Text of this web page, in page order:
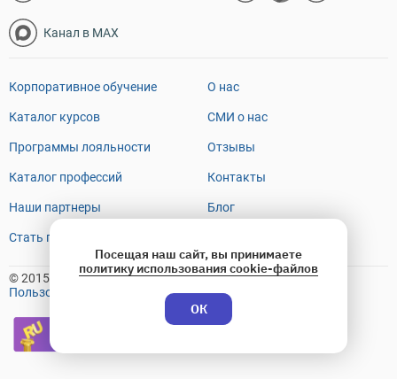
Посещая наш сайт, вы принимаете
политику использования cookie-файлов
ОК
Канал в MAX
Корпоративное обучение
Каталог курсов
Программы лояльности
Каталог профессий
Наши партнеры
Стать преподавателем
О нас
СМИ о нас
Отзывы
Контакты
Блог
© 2015-2026 OTUS
Пользовательское соглашение